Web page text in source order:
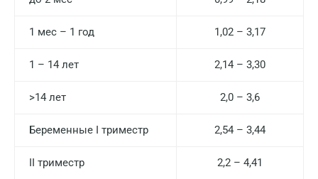
1 мес – 1 год 1,02 – 3,17
1 – 14 лет 2,14 – 3,30
>14 лет 2,0 – 3,6
Беременные I триместр 2,54 – 3,44
II триместр 2,2 – 4,41